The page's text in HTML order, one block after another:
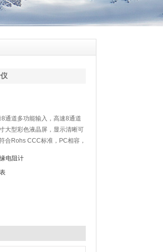
通道多功能输入，高速8通道
大型彩色液晶屏，显示清晰可
合Rohs CCC标准，PC相容，
电阻计